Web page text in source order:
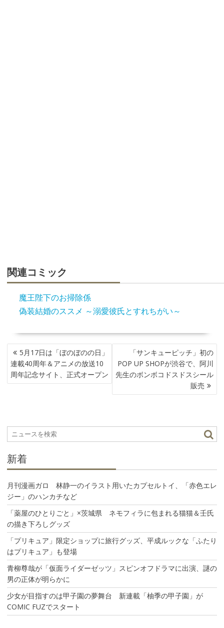
関連コミック
魔王陛下のお掃除係
偽装結婚のススメ ～溺愛彼氏とすれちがい～
投
稿
ナ
ビ
ョ
ン
5月17日は「ぼのぼのの日」
連載40周年＆アニメの放送10
周年記念サイト、正式オープン
「サンキューピッチ」初の
POP UP SHOPが渋谷で、阿川
先生のボンボコドスドスシール
販売
新着
月刊漫画ガロ 林静一のイラスト用いたカプセルトイ、「赤色エレ
ジー」のハンカチなど
「薬屋のひとりごと」×茨城県 ネモフィラに包まれる猫猫＆壬氏
の描き下ろしグッズ
「プリキュア」限定ショップに旅行グッズ、平成ルックな「ふたり
はプリキュア」も登場
青柳尊哉が「仮面ライダーゼッツ」スピンオフドラマに出演、謎の
男の正体が明らかに
少女が目指すのは甲子園の夢舞台 新連載「柚季の甲子園」が
COMIC FUZでスタート